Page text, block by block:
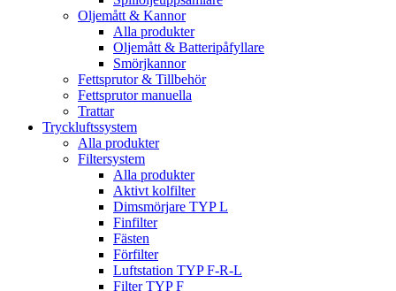
Oljemått & Kannor
Alla produkter
Oljemått & Batteripåfyllare
Smörjkannor
Fettsprutor & Tillbehör
Fettsprutor manuella
Trattar
Tryckluftssystem
Alla produkter
Filtersystem
Alla produkter
Aktivt kolfilter
Dimsmörjare TYP L
Finfilter
Fästen
Förfilter
Luftstation TYP F-R-L
Filter TYP F